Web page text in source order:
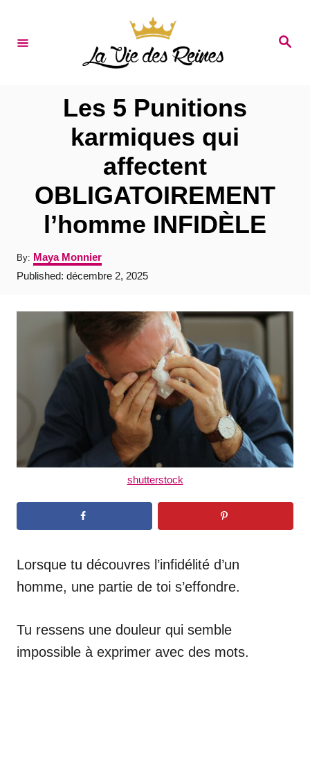
S
Les 5 Punitions
karmiques qui
affectent
OBLIGATOIREMENT
l’homme INFIDÈLE
By: A
u
t
o
Maya Monnier
P
Published: décembre 2, 2025
shutterstock
Lorsque tu découvres l’infidélité d’un
homme, une partie de toi s’effondre.
Tu ressens une douleur qui semble
impossible à exprimer avec des mots.